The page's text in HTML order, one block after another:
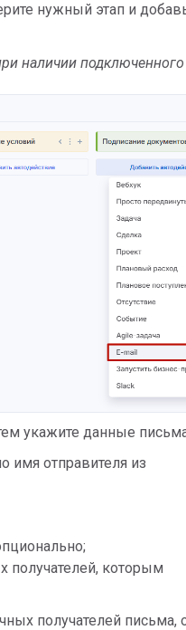
нужный этап и
наличии
укажите данные
имя отправителя из
получателей, которым
получателей письма,